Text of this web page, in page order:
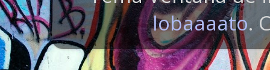
lobaaaato.